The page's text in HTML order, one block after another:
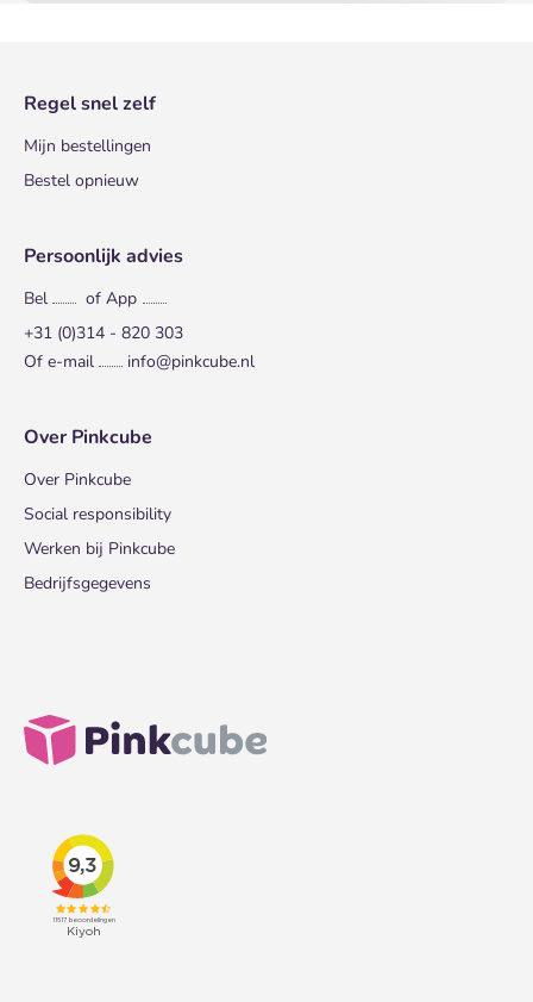
Regel snel zelf
Mijn bestellingen
Bestel opnieuw
Persoonlijk advies
Bel
of App
+31 (0)314 - 820 303
Of e-mail
info@pinkcube.nl
Over Pinkcube
Over Pinkcube
Social responsibility
Werken bij Pinkcube
Bedrijfsgegevens